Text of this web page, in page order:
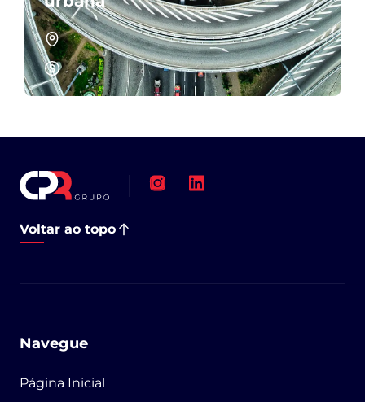
Voltar ao topo
Navegue
Página Inicial